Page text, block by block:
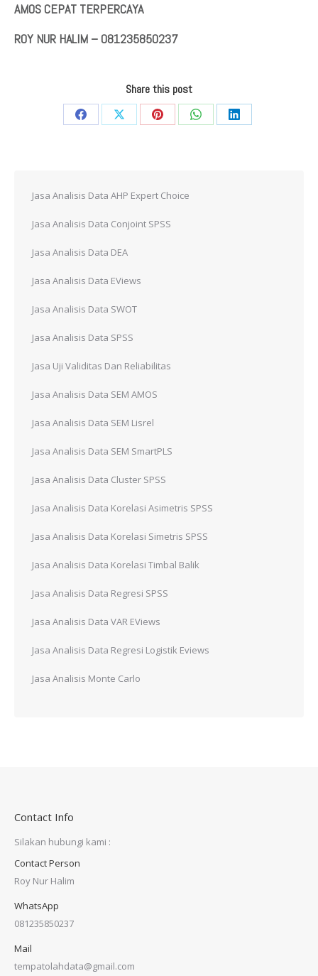
AMOS CEPAT TERPERCAYA
ROY NUR HALIM – 081235850237
Share this post
Share
Share
Share
Share
Share
Jasa Analisis Data AHP Expert Choice
Jasa Analisis Data Conjoint SPSS
Jasa Analisis Data DEA
Jasa Analisis Data EViews
Jasa Analisis Data SWOT
Jasa Analisis Data SPSS
Jasa Uji Validitas Dan Reliabilitas
Jasa Analisis Data SEM AMOS
Jasa Analisis Data SEM Lisrel
Jasa Analisis Data SEM SmartPLS
Jasa Analisis Data Cluster SPSS
Jasa Analisis Data Korelasi Asimetris SPSS
Jasa Analisis Data Korelasi Simetris SPSS
Jasa Analisis Data Korelasi Timbal Balik
Jasa Analisis Data Regresi SPSS
Jasa Analisis Data VAR EViews
Jasa Analisis Data Regresi Logistik Eviews
Jasa Analisis Monte Carlo
Contact Info
Silakan hubungi kami :
Contact Person
Roy Nur Halim
WhatsApp
081235850237
Mail
tempatolahdata@gmail.com